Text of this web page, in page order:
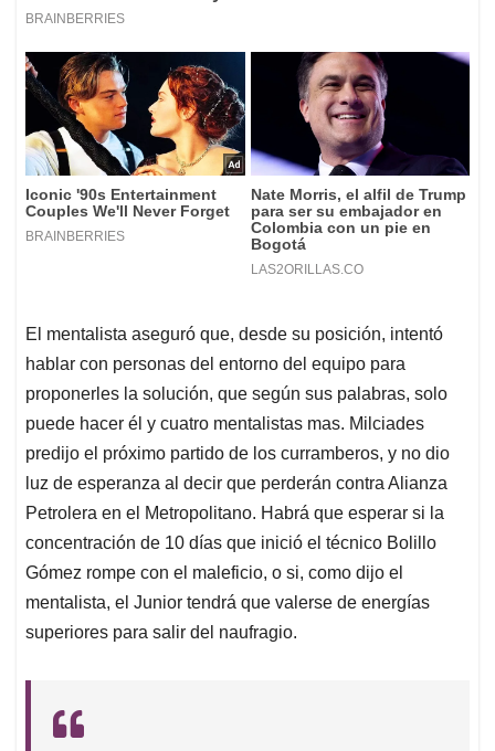
El mentalista aseguró que, desde su posición, intentó
hablar con personas del entorno del equipo para
proponerles la solución, que según sus palabras, solo
puede hacer él y cuatro mentalistas mas. Milciades
predijo el próximo partido de los curramberos, y no dio
luz de esperanza al decir que perderán contra Alianza
Petrolera en el Metropolitano. Habrá que esperar si la
concentración de 10 días que inició el técnico Bolillo
Gómez rompe con el maleficio, o si, como dijo el
mentalista, el Junior tendrá que valerse de energías
superiores para salir del naufragio.